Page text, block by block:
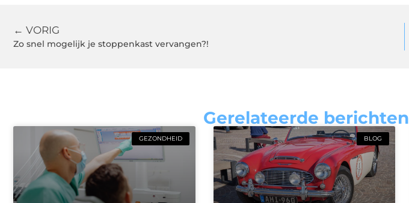
← VORIG
Zo snel mogelijk je stoppenkast vervangen?!
Gerelateerde berichten
GEZONDHEID BLOG